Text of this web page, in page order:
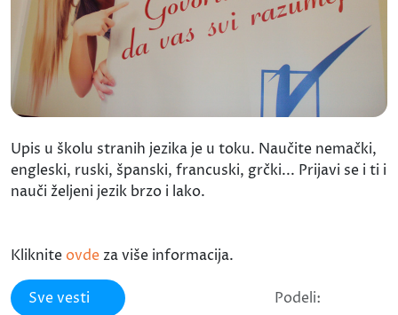
Upis u školu stranih jezika je u toku. Naučite nemački,
engleski, ruski, španski, francuski, grčki... Prijavi se i ti i
nauči željeni jezik brzo i lako.
Kliknite ovde za više informacija.
Sve vesti Podeli: